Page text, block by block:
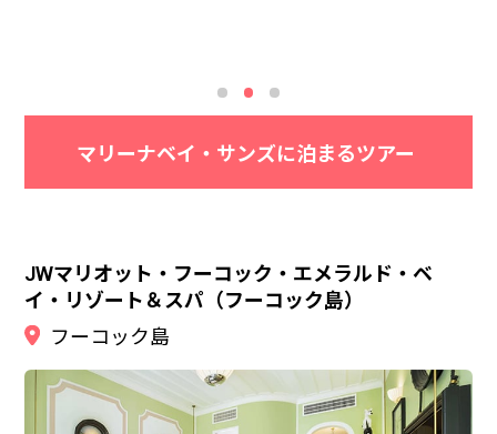
マリーナベイ・サンズに泊まるツアー
JWマリオット・フーコック・エメラルド・ベ
イ・リゾート＆スパ（フーコック島）
フーコック島